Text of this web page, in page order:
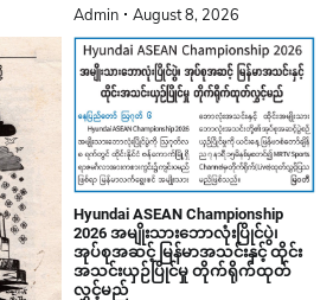
Admin August 8, 2026
Hyundai ASEAN Championship
2026 အမျိုးသားဘောလုံးပြိုင်ပွဲ၊
အုပ်စုအဆင့် မြန်မာအသင်းနှင့် ထိုင်း
အသင်းယှဉ်ပြိုင်မှု တိုက်ရိုက်ထုတ်
လွှင့်မည်